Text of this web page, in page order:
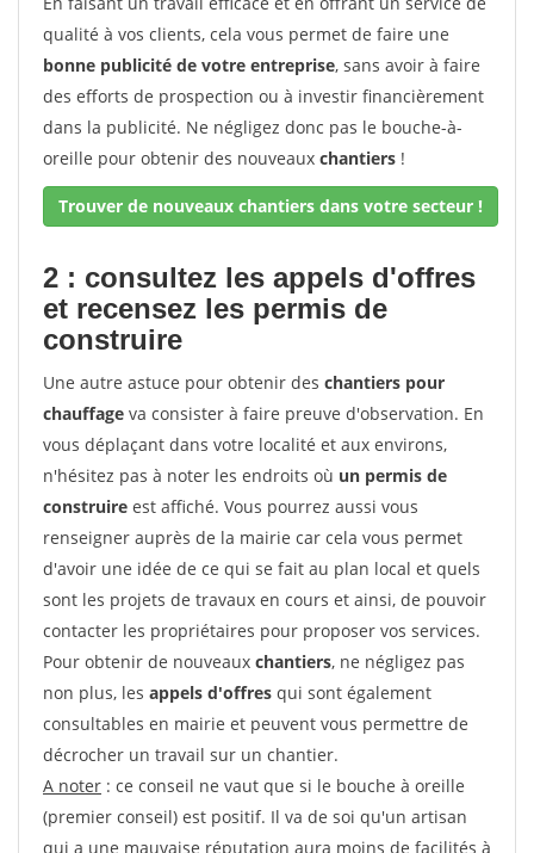
qualité à vos clients, cela vous permet de faire une
bonne publicité de votre entreprise, sans avoir à faire
des efforts de prospection ou à investir financièrement
dans la publicité. Ne négligez donc pas le bouche-à-
oreille pour obtenir des nouveaux chantiers !
Trouver de nouveaux chantiers dans votre secteur !
2 : consultez les appels d'offres
et recensez les permis de
construire
Une autre astuce pour obtenir des chantiers pour
chauffage va consister à faire preuve d'observation. En
vous déplaçant dans votre localité et aux environs,
n'hésitez pas à noter les endroits où un permis de
construire est affiché. Vous pourrez aussi vous
renseigner auprès de la mairie car cela vous permet
d'avoir une idée de ce qui se fait au plan local et quels
sont les projets de travaux en cours et ainsi, de pouvoir
contacter les propriétaires pour proposer vos services.
Pour obtenir de nouveaux chantiers, ne négligez pas
non plus, les appels d'offres qui sont également
consultables en mairie et peuvent vous permettre de
décrocher un travail sur un chantier.
A noter : ce conseil ne vaut que si le bouche à oreille
(premier conseil) est positif. Il va de soi qu'un artisan
qui a une mauvaise réputation aura moins de facilités à